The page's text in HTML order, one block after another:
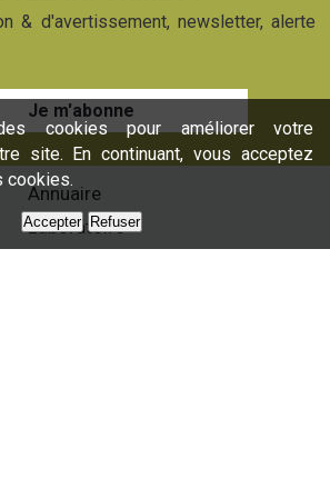
& d'avertissement, newsletter, alerte
Je m'abonne
Annuaire
Laboratoire
cookies pour améliorer votre
site. En continuant, vous acceptez
cookies.
Accepter Refuser